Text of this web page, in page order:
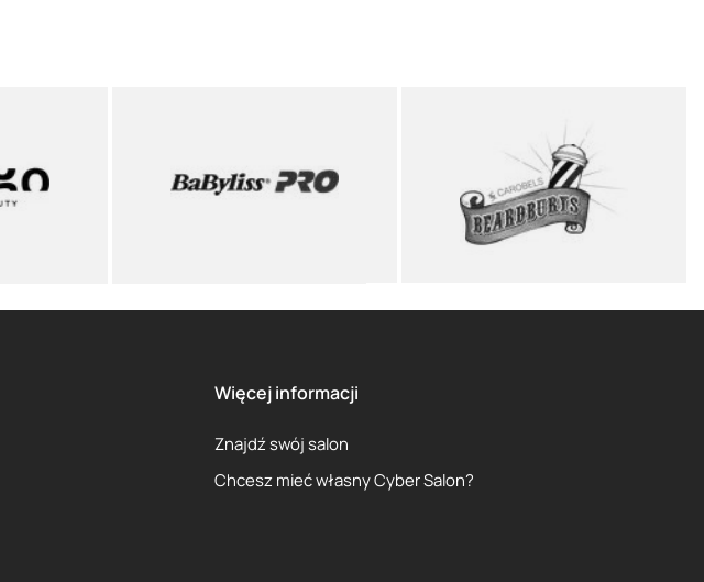
Więcej informacji
Znajdź swój salon
Chcesz mieć własny Cyber Salon?